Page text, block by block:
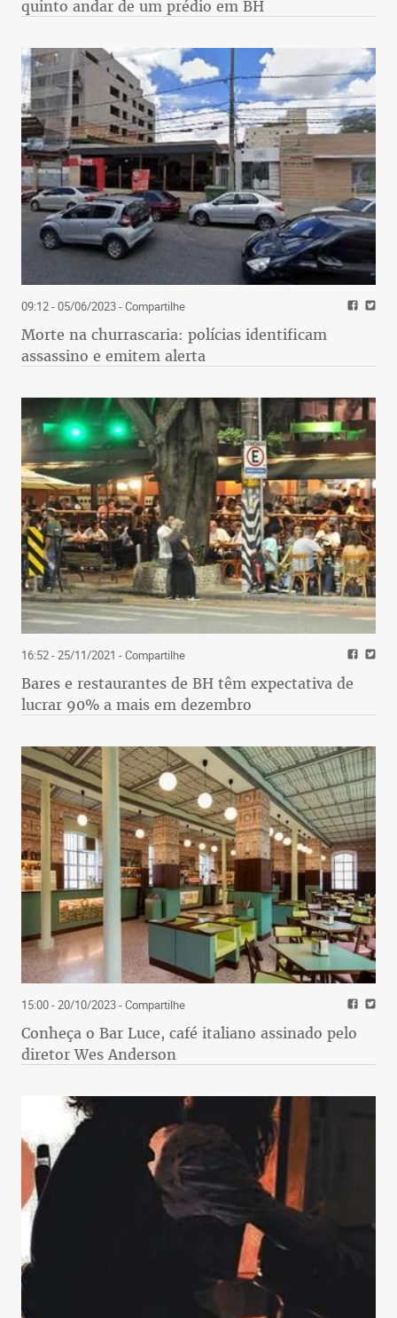
quinto andar de um prédio em BH
09:12 - 05/06/2023- Compartilhe
Morte na churrascaria: polícias identificam
assassino e emitem alerta
16:52 - 25/11/2021 - Compartilhe
Bares e restaurantes de BH têm expectativa de
lucrar 90% a mais em dezembro
15:00 - 20/10/2023- Compartilhe
Conheça o Bar Luce, café italiano assinado pelo
diretor Wes Anderson